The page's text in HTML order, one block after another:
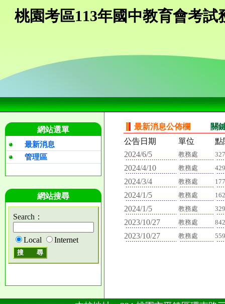
桃園考區113年國中教育會考試
網站選單
最新消息
管理區
網站搜尋
Search：
Local Internet
最新消息公佈欄
關
公告日期
單位
點
2024/6/5
教務處
2024/4/10 教務處 429
2024/3/4 教務處
2024/1/5 教務處
2024/1/5 教務處
2023/10/27 教務處 842
2023/10/27 教務處 559